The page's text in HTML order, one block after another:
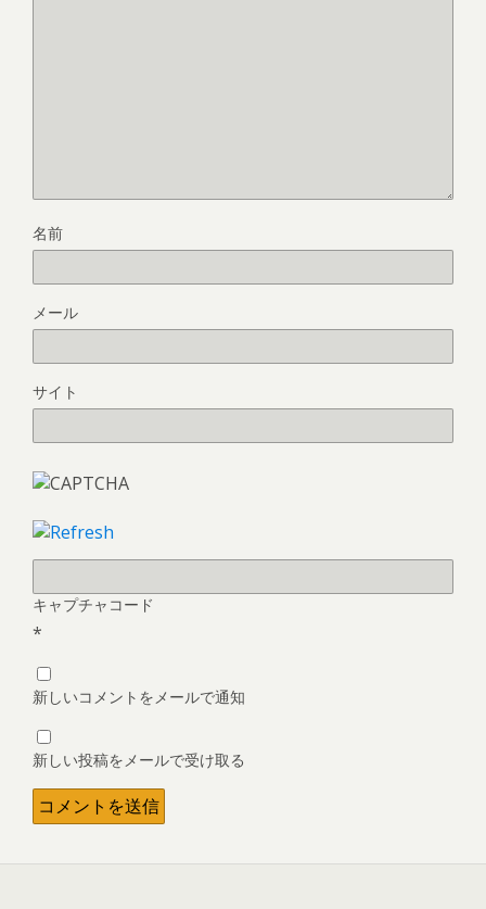
名前
メール
サイト
キャプチャコード
*
新しいコメントをメールで通知
新しい投稿をメールで受け取る